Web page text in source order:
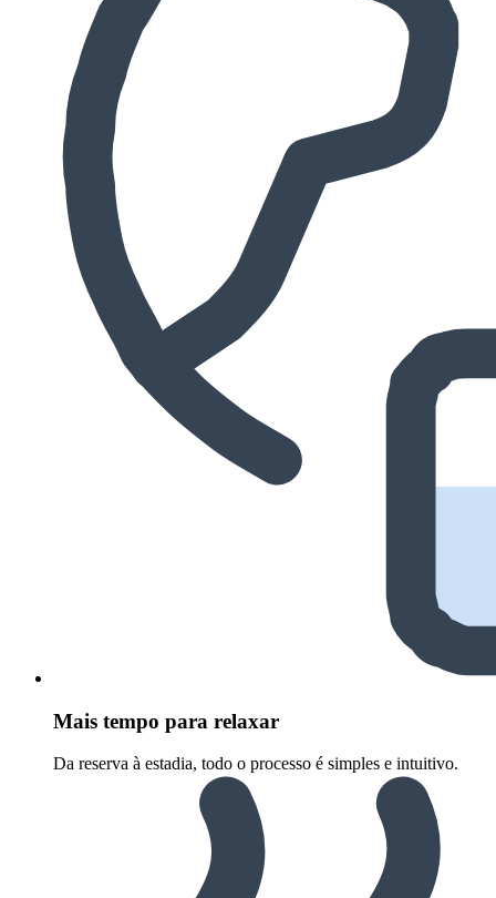
Mais tempo para relaxar
Da reserva à estadia, todo o processo é simples e intuitivo.